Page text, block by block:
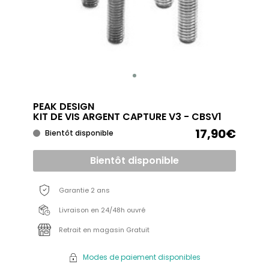
PEAK DESIGN
KIT DE VIS ARGENT CAPTURE V3 - CBSV1
Bientôt disponible 17,90€
Bientôt disponible
Garantie 2 ans
Livraison en 24/48h ouvré
Retrait en magasin Gratuit
Modes de paiement disponibles